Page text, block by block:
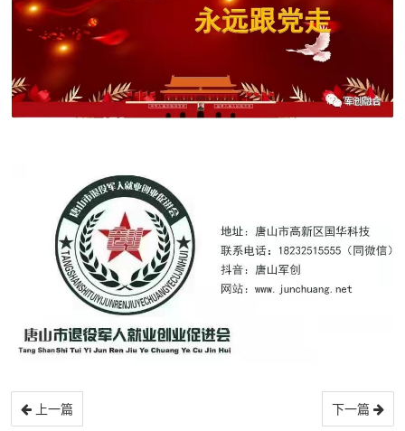
上一篇 下一篇